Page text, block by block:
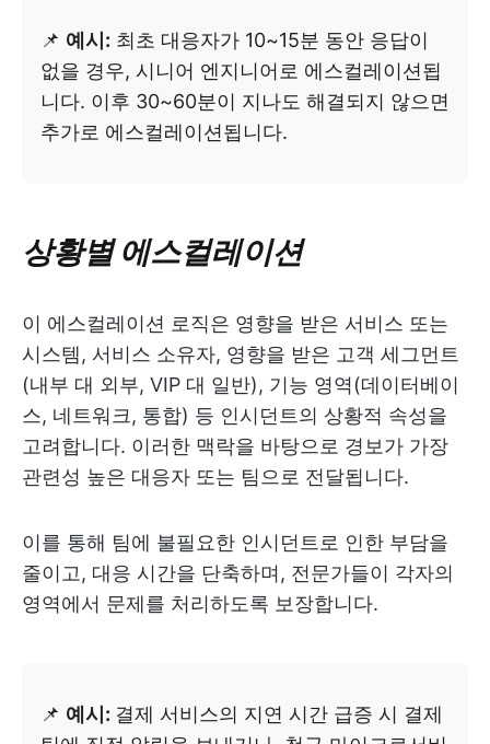
📌 예시: 최초 대응자가 10~15분 동안 응답이
없을 경우, 시니어 엔지니어로 에스컬레이션됩
니다. 이후 30~60분이 지나도 해결되지 않으면
추가로 에스컬레이션됩니다.
상황별 에스컬레이션
이 에스컬레이션 로직은 영향을 받은 서비스 또는
시스템, 서비스 소유자, 영향을 받은 고객 세그먼트
(내부 대 외부, VIP 대 일반), 기능 영역(데이터베이
스, 네트워크, 통합) 등 인시던트의 상황적 속성을
고려합니다. 이러한 맥락을 바탕으로 경보가 가장
관련성 높은 대응자 또는 팀으로 전달됩니다.
이를 통해 팀에 불필요한 인시던트로 인한 부담을
줄이고, 대응 시간을 단축하며, 전문가들이 각자의
영역에서 문제를 처리하도록 보장합니다.
📌 예시: 결제 서비스의 지연 시간 급증 시 결제